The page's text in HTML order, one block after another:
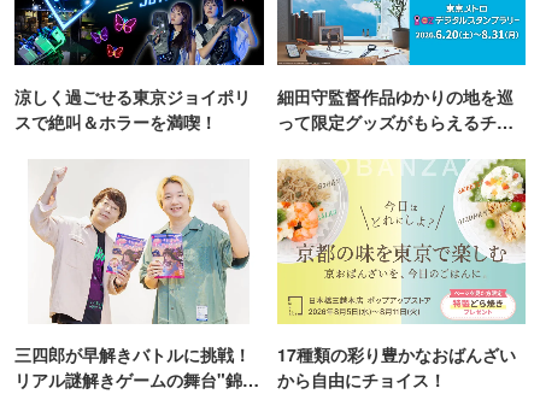
涼しく過ごせる東京ジョイポリ
スで絶叫＆ホラーを満喫！
細田守監督作品ゆかりの地を巡
って限定グッズがもらえるチャ
三四郎が早解きバトルに挑戦！
リアル謎解きゲームの舞台"錦糸
17種類の彩り豊かなおばんざい
から自由にチョイス！